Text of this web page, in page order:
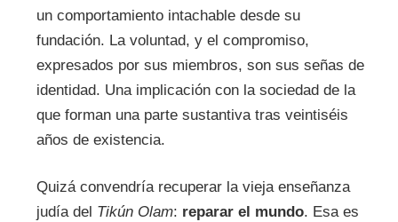
un comportamiento intachable desde su
fundación. La voluntad, y el compromiso,
expresados por sus miembros, son sus señas de
identidad. Una implicación con la sociedad de la
que forman una parte sustantiva tras veintiséis
años de existencia.
Quizá convendría recuperar la vieja enseñanza
judía del Tikún Olam: reparar el mundo. Esa es